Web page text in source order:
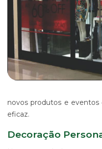
DIGITAL
EM
LONA
IMPRESSÃO
DIGITAL
EM
PAPEL
UV
IMPRESSÃO
novos produtos e eventos
eficaz.
Decoração